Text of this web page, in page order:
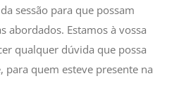
sessão para que possam
abordados. Estamos à vossa
qualquer dúvida que possa
quem esteve presente na